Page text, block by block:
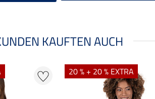
KAUFTEN AUCH
20 % + 20 % EXTRA